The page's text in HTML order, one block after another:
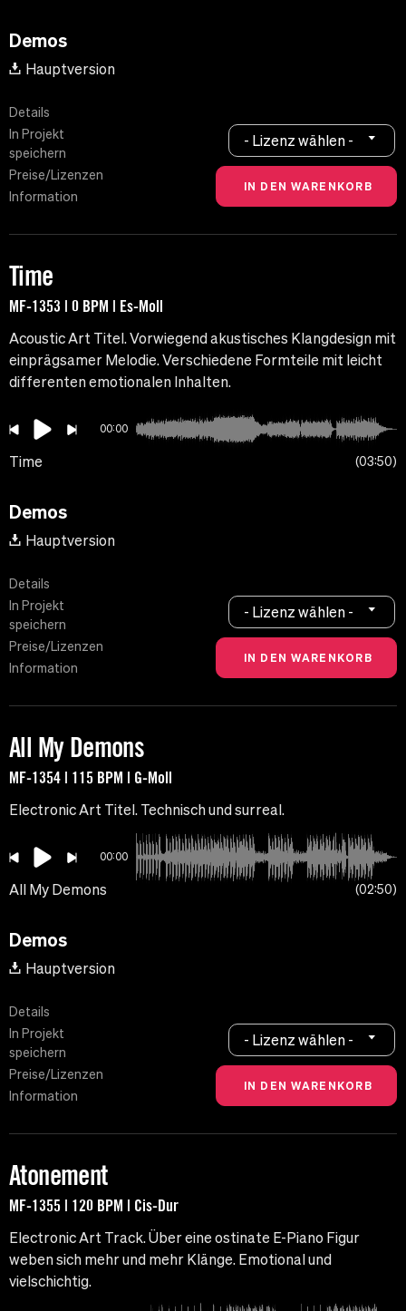
Demos
Hauptversion
Details
In Projekt
speichern
Preise/Lizenzen
Information
- Lizenz wählen -
Time
MF-1353 | 0 BPM | Es-Moll
Acoustic Art Titel. Vorwiegend akustisches Klangdesign mit
einprägsamer Melodie. Verschiedene Formteile mit leicht
differenten emotionalen Inhalten.
00:00
Time 03:50
Demos
Hauptversion
Details
In Projekt
speichern
Preise/Lizenzen
Information
- Lizenz wählen -
All My Demons
MF-1354 | 115 BPM | G-Moll
Electronic Art Titel. Technisch und surreal.
00:00
All My Demons 02:50
Demos
Hauptversion
Details
In Projekt
speichern
Preise/Lizenzen
Information
- Lizenz wählen -
Atonement
MF-1355 | 120 BPM | Cis-Dur
Electronic Art Track. Über eine ostinate E-Piano Figur
weben sich mehr und mehr Klänge. Emotional und
vielschichtig.